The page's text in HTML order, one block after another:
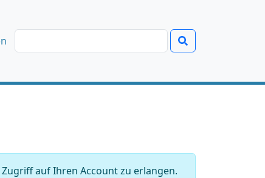
auf Ihren Account zu erlangen.